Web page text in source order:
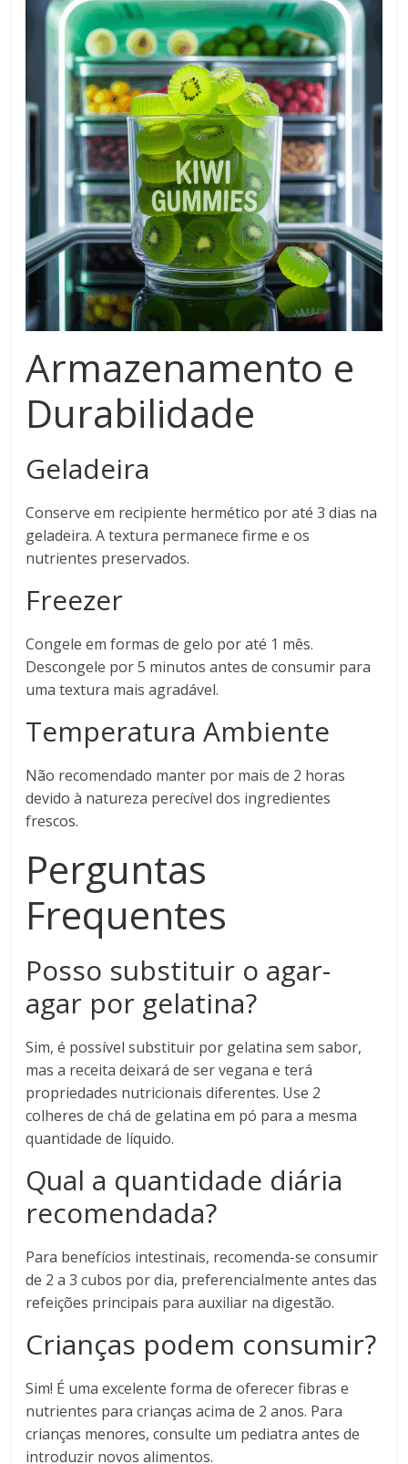
Armazenamento e
Durabilidade
Geladeira
Conserve em recipiente hermético por até 3 dias na
geladeira. A textura permanece firme e os
nutrientes preservados.
Freezer
Congele em formas de gelo por até 1 mês.
Descongele por 5 minutos antes de consumir para
uma textura mais agradável.
Temperatura Ambiente
Não recomendado manter por mais de 2 horas
devido à natureza perecível dos ingredientes
frescos.
Perguntas
Frequentes
Posso substituir o agar-
agar por gelatina?
Sim, é possível substituir por gelatina sem sabor,
mas a receita deixará de ser vegana e terá
propriedades nutricionais diferentes. Use 2
colheres de chá de gelatina em pó para a mesma
quantidade de líquido.
Qual a quantidade diária
recomendada?
Para benefícios intestinais, recomenda-se consumir
de 2 a 3 cubos por dia, preferencialmente antes das
refeições principais para auxiliar na digestão.
Crianças podem consumir?
Sim! É uma excelente forma de oferecer fibras e
nutrientes para crianças acima de 2 anos. Para
crianças menores, consulte um pediatra antes de
introduzir novos alimentos.